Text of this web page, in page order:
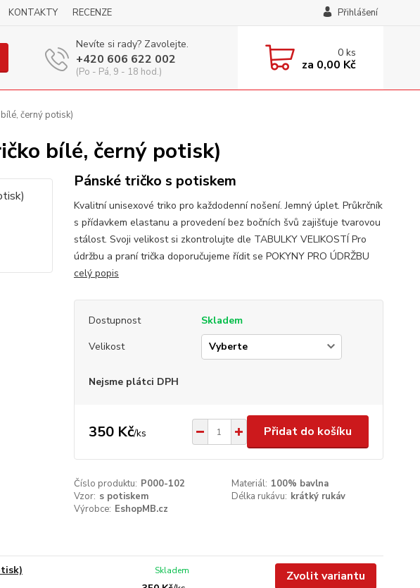
KONTAKTY RECENZE Přihlášení
Nevíte si rady? Zavolejte.
+420 606 622 002
(Po - Pá, 9 - 18 hod.)
0ks
za 0,00 Kč
černý potisk)
bílé, černý potisk)
Pánské tričko s potiskem
Kvalitní unisexové triko pro každodenní nošení. Jemný úplet. Průkrčník
s přídavkem elastanu a provedení bez bočních švů zajišťuje tvarovou
stálost. Svoji velikost si zkontrolujte dle TABULKY VELIKOSTÍ Pro
údržbu a praní trička doporučujeme řídit se POKYNY PRO ÚDRŽBU
celý popis
Dostupnost
Skladem
Velikost
Nejsme plátci DPH
350 Kč/ks Přidat do košíku
Číslo produktu: P000-102 Materiál: 100% bavlna
Vzor: s potiskem Délka rukávu: krátký rukáv
Výrobce: EshopMB.cz
Skladem Zvolit variantu